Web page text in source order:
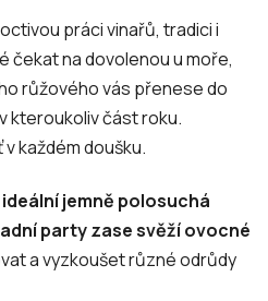
í
p
r
v
k
y
ý
p
i
s
práci vinařů, tradici i
čekat na dovolenou u moře,
růžového vás přenese do
kteroukoliv část roku.
každém doušku.
jemně polosuchá
party zase svěží ovocné
a vyzkoušet různé odrůdy